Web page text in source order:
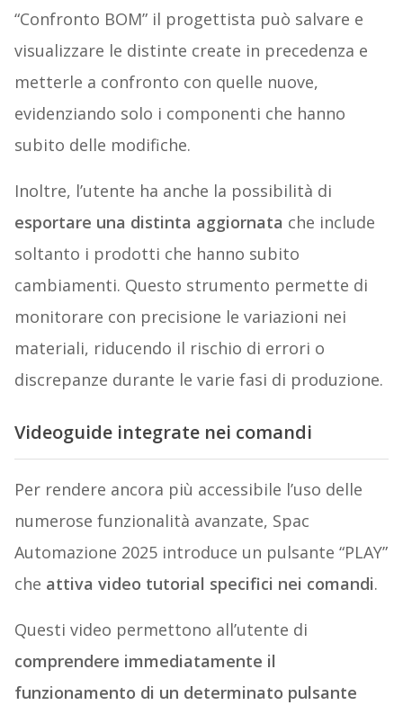
“Confronto BOM” il progettista può salvare e
visualizzare le distinte create in precedenza e
metterle a confronto con quelle nuove,
evidenziando solo i componenti che hanno
subito delle modifiche.
Inoltre, l’utente ha anche la possibilità di
esportare una distinta aggiornata che include
soltanto i prodotti che hanno subito
cambiamenti. Questo strumento permette di
monitorare con precisione le variazioni nei
materiali, riducendo il rischio di errori o
discrepanze durante le varie fasi di produzione.
Videoguide integrate nei comandi
Per rendere ancora più accessibile l’uso delle
numerose funzionalità avanzate, Spac
Automazione 2025 introduce un pulsante “PLAY”
che attiva video tutorial specifici nei comandi.
Questi video permettono all’utente di
comprendere immediatamente il
funzionamento di un determinato pulsante